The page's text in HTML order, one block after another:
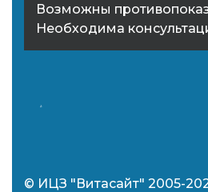
Возможны
Необходима
© ИЦЗ "Витасайт" 2005-